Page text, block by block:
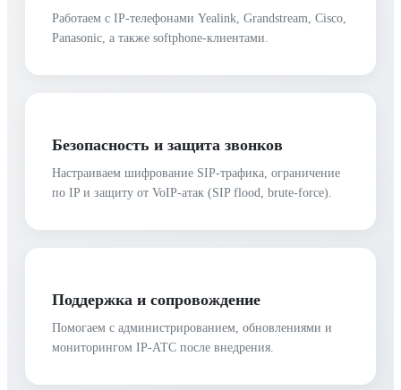
Работаем с IP-телефонами Yealink, Grandstream, Cisco,
Panasonic, а также softphone-клиентами.
Безопасность и защита звонков
Настраиваем шифрование SIP-трафика, ограничение
по IP и защиту от VoIP-атак (SIP flood, brute-force).
Поддержка и сопровождение
Помогаем с администрированием, обновлениями и
мониторингом IP-АТС после внедрения.